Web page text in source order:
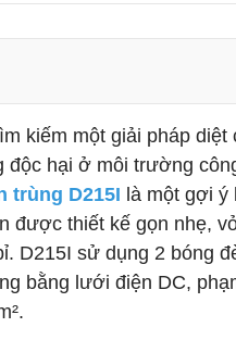
kiếm một giải pháp diệt
độc hại ở môi trường
trùng D215I là một gợi ý
được thiết kế gọn nhẹ,
D215I sử dụng 2 bóng
bằng lưới điện DC,